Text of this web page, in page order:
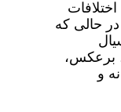
حالی که
برعکس،
و